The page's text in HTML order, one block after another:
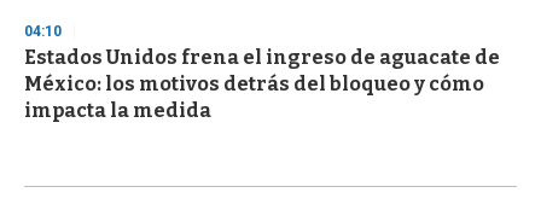
04:10
Estados Unidos frena el ingreso de aguacate de
México: los motivos detrás del bloqueo y cómo
impacta la medida